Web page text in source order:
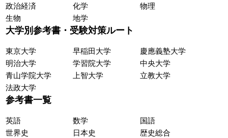
政治経済
化学
物理
生物
地学
大学別参考書・受験対策ルート
東京大学 早稲田大学
慶應義塾大学
明治大学
学習院大学
中央大学
青山学院大学
上智大学
立教大学
法政大学
参考書一覧
英語 数学
国語
世界史
日本史
歴史総合